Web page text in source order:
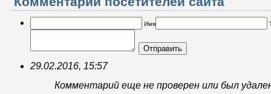
Имя
Отправить
29.02.2016, 15:57
Комментарий еще не проверен или был